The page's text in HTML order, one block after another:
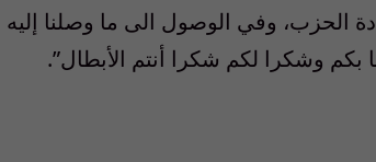
الحزب، وفي الوصول الى ما وصلنا إليه
وشكرا لكم شكرا أنتم الأبطال”.